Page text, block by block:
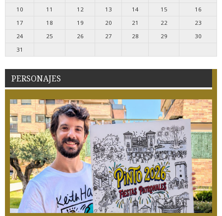
10
11 12 13 14 15
16
17
18 19 20 21 22
23
24
25 26 27 28 29
30
31
PERSONAJES